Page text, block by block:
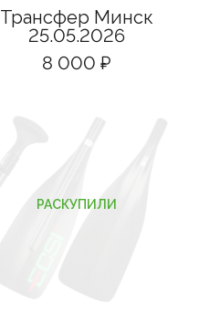
Трансфер Минск
25.05.2026
8 000 ₽
РАСКУПИЛИ